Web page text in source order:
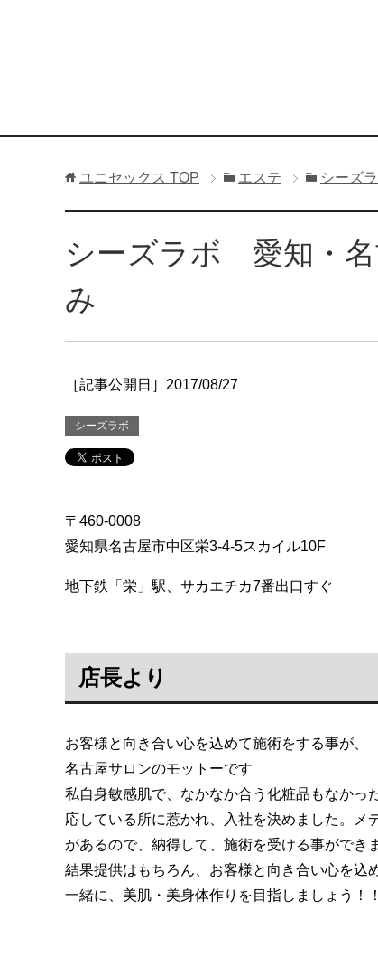
ユニセックス TOP エステ シーズ
シーズラボ 愛知・
み
［記事公開日］2017/08/27
シーズラボ
〒460-0008
愛知県名古屋市中区栄3-4-5スカイル10F
地下鉄「栄」駅、サカエチカ7番出口すぐ
店長より
お客様と向き合い心を込めて施術をする事が、
名古屋サロンのモットーです
私自身敏感肌で、なかなか合う化粧品もなかっ
応している所に惹かれ、入社を決めました。
があるので、納得して、施術を受ける事ができ
結果提供はもちろん、お客様と向き合い心を込
一緒に、美肌・美身体作りを目指しましょう！！